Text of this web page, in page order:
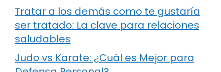
Tratar a los demás como te gustaría
ser tratado: La clave para relaciones
saludables
Judo vs Karate: ¿Cuál es Mejor para